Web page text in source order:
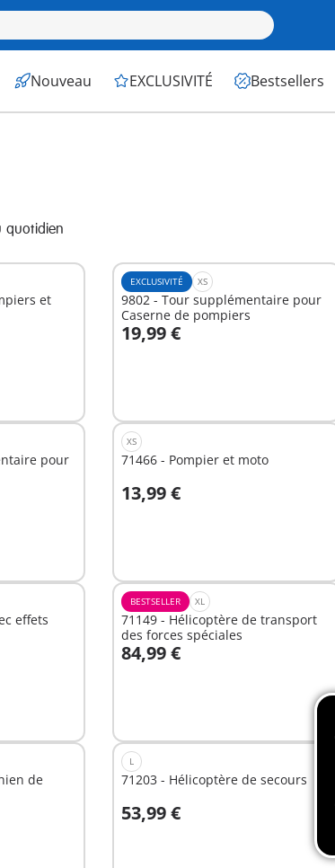
Nouveau EXCLUSIVITÉ Bestsellers
quotidien
et
EXCLUSIVITÉ XS
9802 - Tour supplémentaire pour
Caserne de pompiers
19,99 €
Au panier
pour
XS
71466 - Pompier et moto
13,99 €
Au panier
effets
BESTSELLER XL
71149 - Hélicoptère de transport
des forces spéciales
84,99 €
Au panier
de
L
71203 - Hélicoptère de secours
53,99 €
Au panier